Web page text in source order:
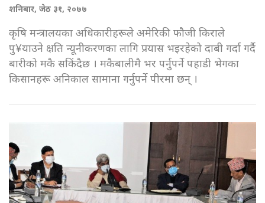
शनिबार, जेठ ३१, २०७७
कृषि मन्त्रालयका अधिकारीहरूले अमेरिकी फौजी किराले
पु¥याउने क्षति न्यूनीकरणका लागि प्रयास भइरहेको दाबी गर्दा गर्दै
बारीको मकै सकिंदैछ । मकैबालीमै भर पर्नुपर्ने पहाडी भेगका
किसानहरू अनिकाल सामाना गर्नुपर्ने पीरमा छन् ।